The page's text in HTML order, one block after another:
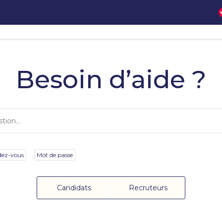
Besoin d’aide ?
vous Mot de passe
Candidats Recruteurs